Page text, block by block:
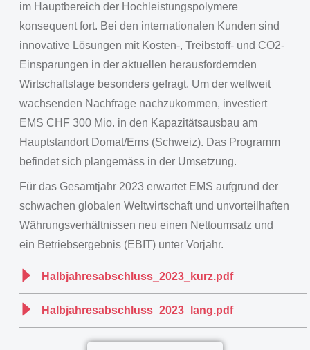
im Hauptbereich der Hochleistungspolymere
konsequent fort. Bei den internationalen Kunden sind
innovative Lösungen mit Kosten-, Treibstoff- und CO2-
Einsparungen in der aktuellen herausfordernden
Wirtschaftslage besonders gefragt. Um der weltweit
wachsenden Nachfrage nachzukommen, investiert
EMS CHF 300 Mio. in den Kapazitätsausbau am
Hauptstandort Domat/Ems (Schweiz). Das Programm
befindet sich plangemäss in der Umsetzung.
Für das Gesamtjahr 2023 erwartet EMS aufgrund der
schwachen globalen Weltwirtschaft und unvorteilhaften
Währungsverhältnissen neu einen Nettoumsatz und
ein Betriebsergebnis (EBIT) unter Vorjahr.
Halbjahresabschluss_2023_kurz.pdf
Halbjahresabschluss_2023_lang.pdf